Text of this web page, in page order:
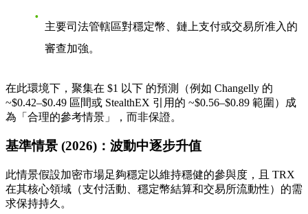
主要司法管轄區對穩定幣、鏈上支付或交易所准入的
審查加強。
在此環境下，聚集在 $1 以下 的預測（例如 Changelly 的
~$0.42–$0.49 區間或 StealthEX 引用的 ~$0.56–$0.89 範圍）成
為「合理的參考情景」，而非保證。
基準情景 (2026)：波動中逐步升值
此情景假設加密市場足夠穩定以維持穩健的參與度，且 TRX
在其核心領域（支付活動、穩定幣結算和交易所流動性）的需
求保持持久。